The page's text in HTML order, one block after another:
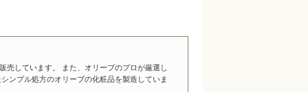
売しています。 また、オリーブのプロが厳選し
ンプル処方のオリーブの化粧品を製造していま